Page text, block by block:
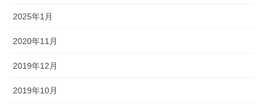
2025年1月
2020年11月
2019年12月
2019年10月